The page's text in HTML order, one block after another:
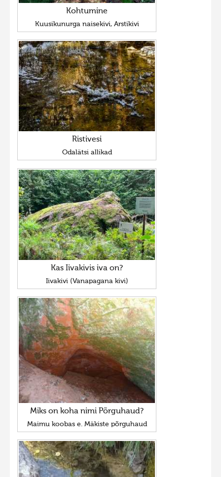
Kohtumine
Kuusikunurga naisekivi, Arstikivi
Ristivesi
Odalätsi allikad
Kas Iivakivis iva on?
Iivakivi (Vanapagana kivi)
Miks on koha nimi Põrguhaud?
Maimu koobas e. Mäkiste põrguhaud